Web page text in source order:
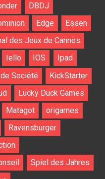
DBDJ
Edge
Essen
des Jeux de Cannes
Iello IOS
Ipad
Société
KickStarter
Lucky Duck Games
Matagot
origames
Ravensburger
Spiel des Jahres